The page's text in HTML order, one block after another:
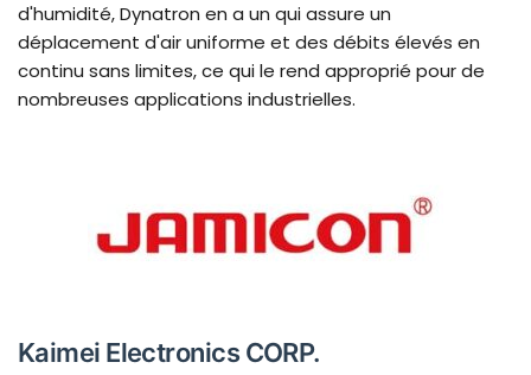
d'humidité, Dynatron en a un qui assure un
déplacement d'air uniforme et des débits élevés en
continu sans limites, ce qui le rend approprié pour de
nombreuses applications industrielles.
Kaimei Electronics CORP.